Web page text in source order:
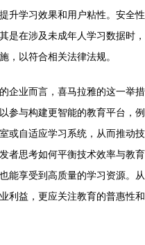
升学习效果和用户粘性。安全性
是在涉及未成年人学习数据时，
，以符合相关法律法规。
企业而言，喜马拉雅的这一举措
参与构建更智能的教育平台，例
或自适应学习系统，从而推动技
者思考如何平衡技术效率与教育
能享受到高质量的学习资源。从
利益，更应关注教育的普惠性和